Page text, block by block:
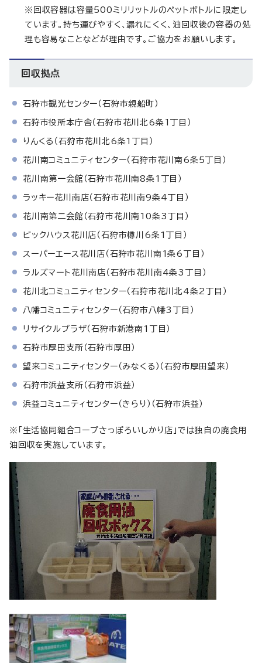
※回収容器は容量500ミリリットルのペットボトルに限定し
ています。持ち運びやすく、漏れにくく、油回収後の容器の処
理も容易なことなどが理由です。ご協力をお願いします。
回収拠点
石狩市観光センター（石狩市親船町）
石狩市役所本庁舎（石狩市花川北6条1丁目）
りんくる（石狩市花川北6条1丁目）
花川南コミュニティセンター（石狩市花川南6条5丁目）
花川南第一会館（石狩市花川南8条1丁目）
ラッキー花川南店（石狩市花川南9条4丁目）
花川南第二会館（石狩市花川南10条3丁目）
ビックハウス花川店（石狩市樽川6条1丁目）
スーパーエース花川店（石狩市花川南1条6丁目）
ラルズマート花川南店（石狩市花川南4条3丁目）
花川北コミュニティセンター（石狩市花川北4条2丁目）
八幡コミュニティセンター（石狩市八幡3丁目）
リサイクルプラザ（石狩市新港南1丁目）
石狩市厚田支所（石狩市厚田）
望来コミュニティセンター（みなくる）（石狩市厚田望来）
石狩市浜益支所（石狩市浜益）
浜益コミュニティセンター（きらり）（石狩市浜益）
※「生活協同組合コープさっぽろいしかり店」では独自の廃食用
油回収を実施しています。